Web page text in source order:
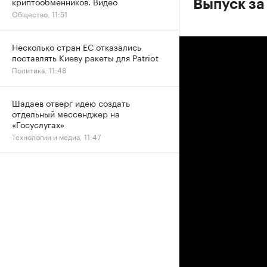
Выпуск
Общество, 11:51
Несколько стран ЕС отказались
поставлять Киеву ракеты для Patriot
Политика, 11:48
Шадаев отверг идею создать
отдельный мессенджер на
«Госуслугах»
Технологии и медиа, 11:47